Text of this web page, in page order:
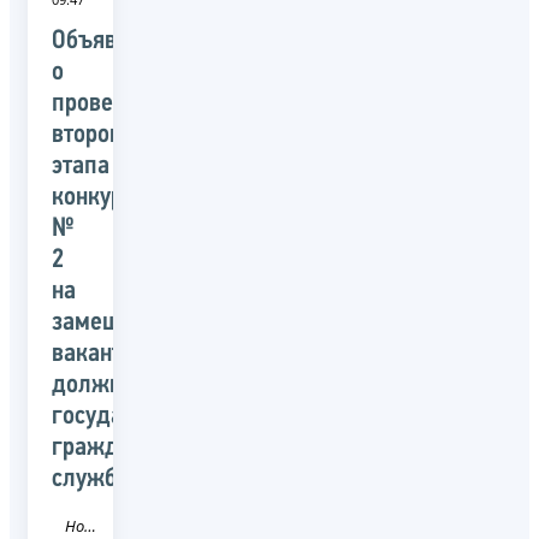
Объявление
о
проведении
второго
этапа
конкурса
№
2
на
замещение
вакантных
должностей
государственной
гражданской
службы
Новость